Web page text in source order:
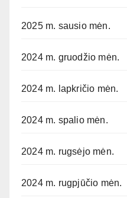
2025 m. sausio mėn.
2024 m. gruodžio mėn.
2024 m. lapkričio mėn.
2024 m. spalio mėn.
2024 m. rugsėjo mėn.
2024 m. rugpjūčio mėn.